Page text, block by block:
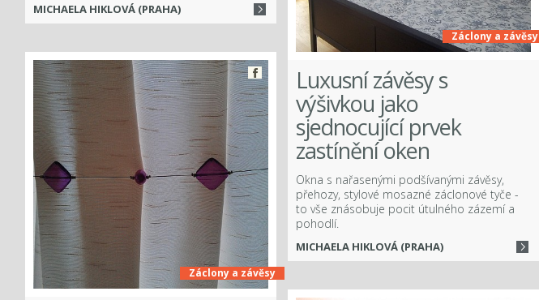
MICHAELA HIKLOVÁ (PRAHA)
Záclony a závěsy
Luxusní závěsy s
výšivkou jako
sjednocující prvek
zastínění oken
Okna s nařasenými podšívanými závěsy,
přehozy, stylové mosazné záclonové tyče -
to vše znásobuje pocit útulného zázemí a
pohodlí.
MICHAELA HIKLOVÁ (PRAHA)
Záclony a závěsy
Facebook